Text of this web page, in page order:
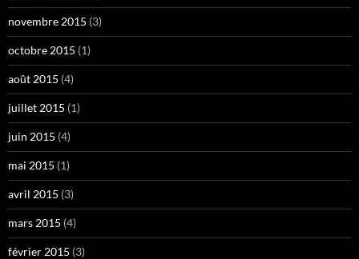
novembre 2015 (3)
octobre 2015 (1)
août 2015 (4)
juillet 2015 (1)
juin 2015 (4)
mai 2015 (1)
avril 2015 (3)
mars 2015 (4)
février 2015 (3)